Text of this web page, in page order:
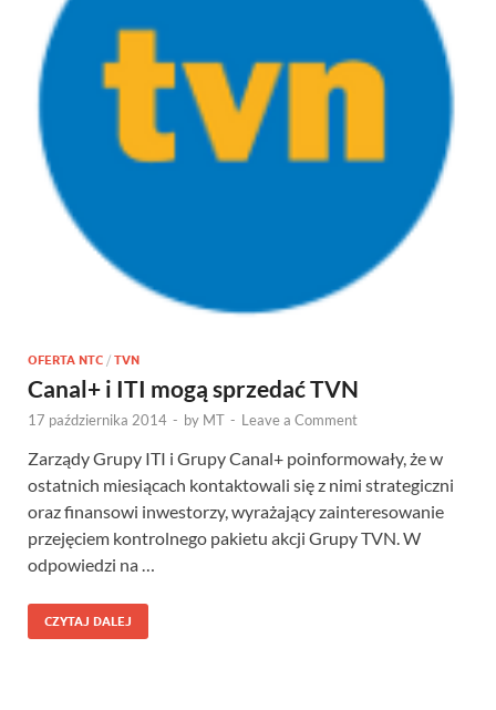
OFERTA NTC / TVN
Canal+ i ITI mogą sprzedać TVN
17 października 2014 - by MT - Leave a Comment
Zarządy Grupy ITI i Grupy Canal+ poinformowały, że w
ostatnich miesiącach kontaktowali się z nimi strategiczni
oraz finansowi inwestorzy, wyrażający zainteresowanie
przejęciem kontrolnego pakietu akcji Grupy TVN. W
odpowiedzi na …
CZYTAJ DALEJ